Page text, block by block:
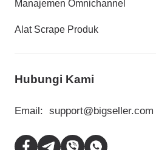
Manajemen Omnichannel
Alat Scrape Produk
Hubungi Kami
Email: support@bigseller.com